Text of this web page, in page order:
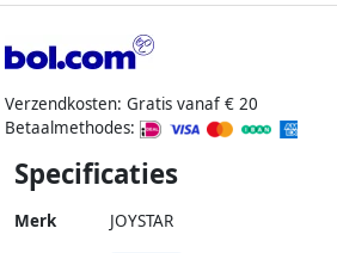
Verzendkosten: Gratis vanaf € 20
Betaalmethodes:
Specificaties
Merk JOYSTAR